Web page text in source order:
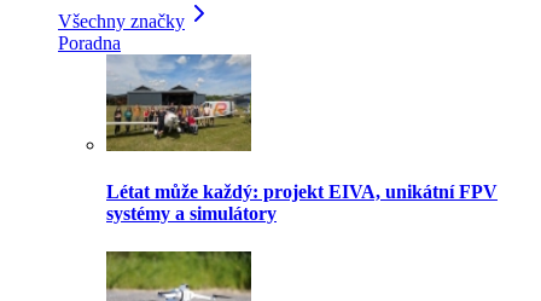
Všechny značky
Poradna
Létat může každý: projekt EIVA, unikátní FPV
systémy a simulátory